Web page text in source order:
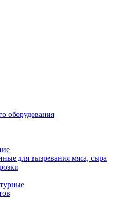
оборудования
для вызревания мяса, сыра